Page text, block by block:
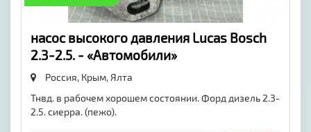
насос высокого давления Lucas Bosch
2.3-2.5. - «Автомобили»
Россия, Крым, Ялта
Тнвд. в рабочем хорошем состоянии. Форд дизель 2.3-
2.5. сиерра. (пежо).